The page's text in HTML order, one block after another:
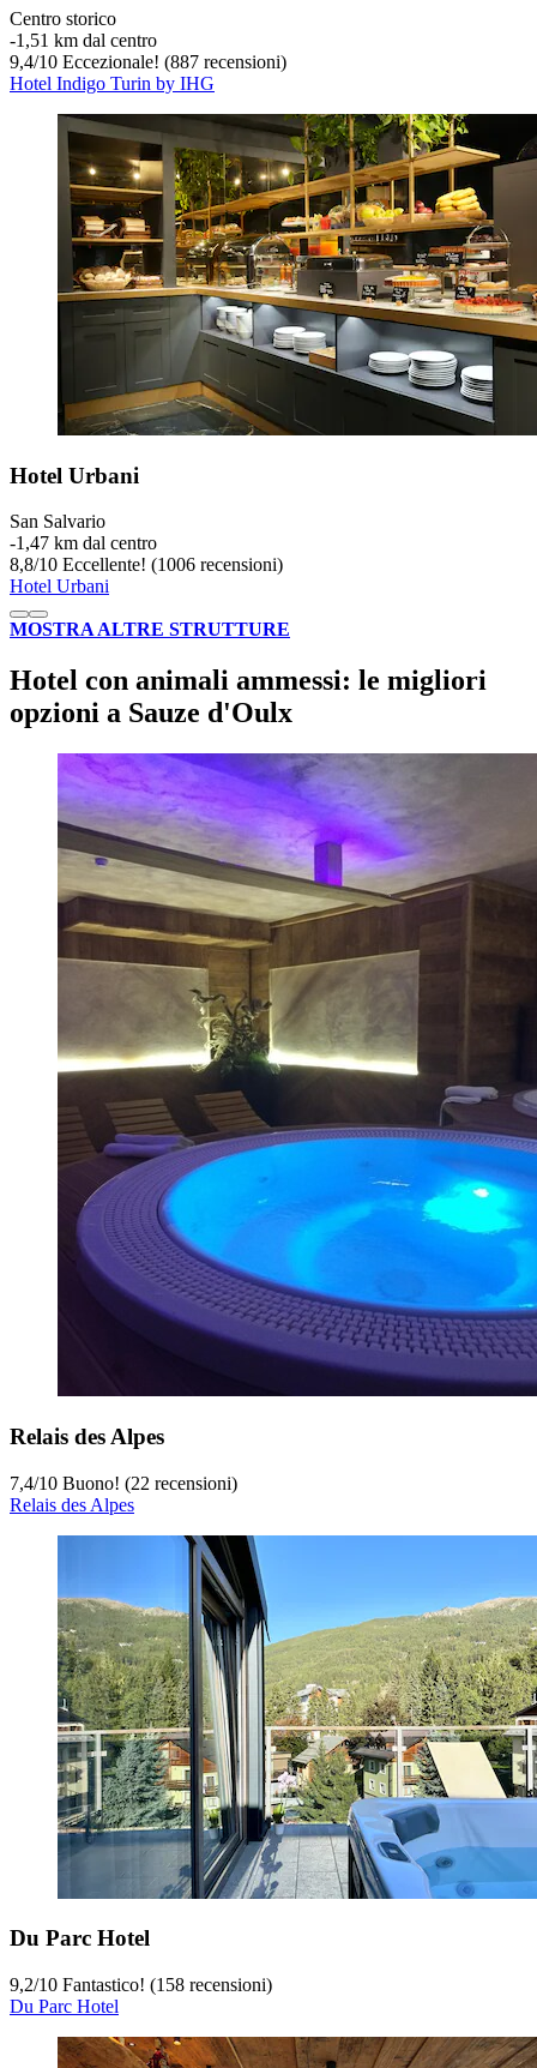
Centro storico
‐1,51 km dal centro
9,4/10 Eccezionale! (887 recensioni)
Hotel Indigo Turin by IHG
Hotel Urbani
San Salvario
‐1,47 km dal centro
8,8/10 Eccellente! (1006 recensioni)
Hotel Urbani
MOSTRA ALTRE STRUTTURE
Hotel con animali ammessi: le migliori
opzioni a Sauze d'Oulx
Relais des Alpes
7,4/10 Buono! (22 recensioni)
Relais des Alpes
Du Parc Hotel
9,2/10 Fantastico! (158 recensioni)
Du Parc Hotel